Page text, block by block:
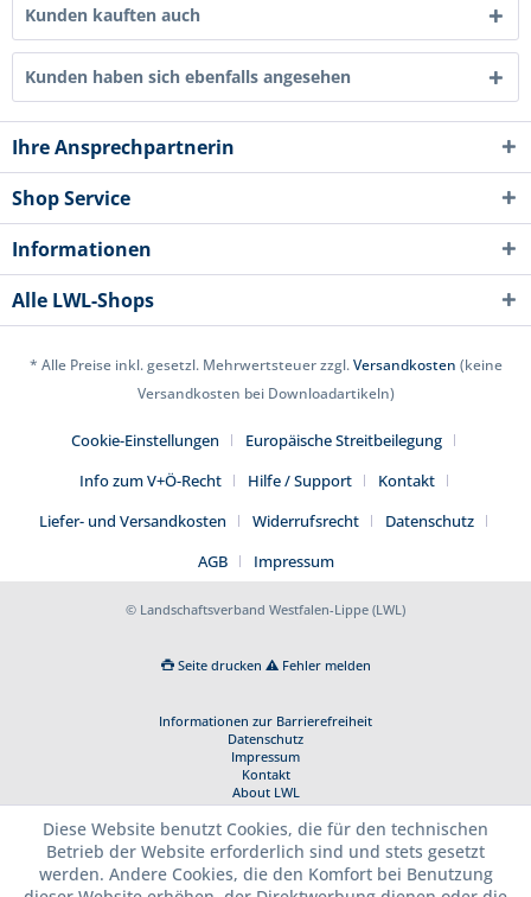
Kunden kauften auch
Kunden haben sich ebenfalls angesehen
Ihre Ansprechpartnerin
Shop Service
Informationen
Alle LWL-Shops
* Alle Preise inkl. gesetzl. Mehrwertsteuer zzgl.Versandkosten (keine
Versandkosten bei Downloadartikeln)
Cookie-Einstellungen
Europäische Streitbeilegung
Info zum V+Ö-Recht
Hilfe / Support
Kontakt
Liefer- und Versandkosten
Widerrufsrecht
Datenschutz
AGB
Impressum
© Landschaftsverband Westfalen-Lippe (LWL)
Seite drucken Fehler melden
Informationen zur Barrierefreiheit
Datenschutz
Impressum
Kontakt
About LWL
Diese Website benutzt Cookies, die für den technischen
Betrieb der Website erforderlich sind und stets gesetzt
werden. Andere Cookies, die den Komfort bei Benutzung